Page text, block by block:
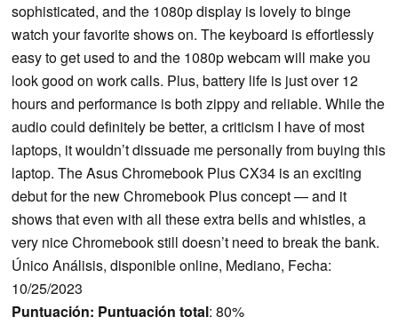
sophisticated, and the 1080p display is lovely to binge
watch your favorite shows on. The keyboard is effortlessly
easy to get used to and the 1080p webcam will make you
look good on work calls. Plus, battery life is just over 12
hours and performance is both zippy and reliable. While the
audio could definitely be better, a criticism I have of most
laptops, it wouldn’t dissuade me personally from buying this
laptop. The Asus Chromebook Plus CX34 is an exciting
debut for the new Chromebook Plus concept — and it
shows that even with all these extra bells and whistles, a
very nice Chromebook still doesn’t need to break the bank.
Único Análisis, disponible online, Mediano, Fecha:
10/25/2023
Puntuación: Puntuación total: 80%